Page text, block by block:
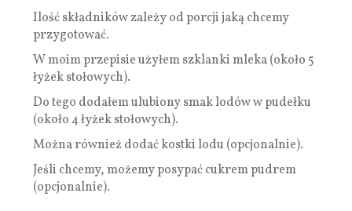
Ilość składników zależy od porcji jaką chcemy
przygotować.
W moim przepisie użyłem szklanki mleka (około 5
łyżek stołowych).
Do tego dodałem ulubiony smak lodów w pudełku
(około 4 łyżek stołowych).
Można również dodać kostki lodu (opcjonalnie).
Jeśli chcemy, możemy posypać cukrem pudrem
(opcjonalnie).